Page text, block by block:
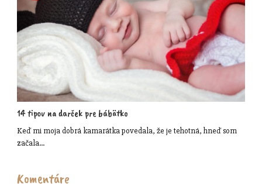
14 tipov na darček pre bábätko
Keď mi moja dobrá kamarátka povedala, že je tehotná, hneď som
začala…
Komentáre